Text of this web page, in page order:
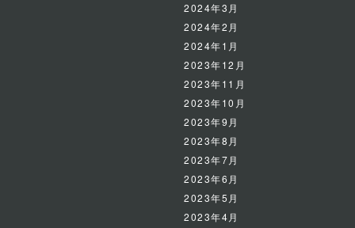
2024年3月
2024年2月
2024年1月
2023年12月
2023年11月
2023年10月
2023年9月
2023年8月
2023年7月
2023年6月
2023年5月
2023年4月